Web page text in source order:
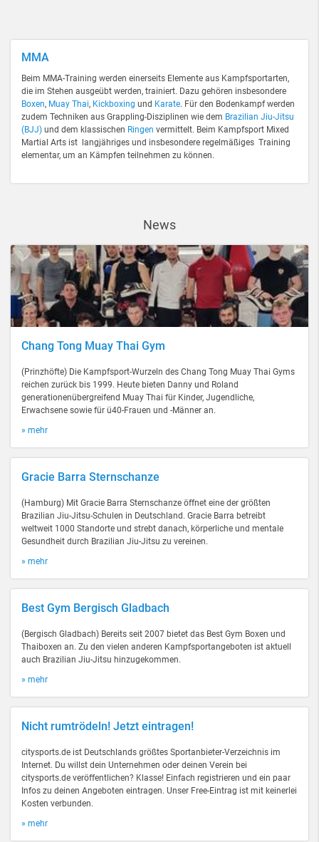
MMA
Beim MMA-Training werden einerseits Elemente aus Kampfsportarten,
die im Stehen ausgeübt werden, trainiert. Dazu gehören insbesondere
Boxen, Muay Thai, Kickboxing und Karate. Für den Bodenkampf werden
zudem Techniken aus Grappling-Disziplinen wie dem Brazilian Jiu-Jitsu
(BJJ) und dem klassischen Ringen vermittelt. Beim Kampfsport Mixed
Martial Arts ist langjähriges und insbesondere regelmäßiges Training
elementar, um an Kämpfen teilnehmen zu können.
News
Chang Tong Muay Thai Gym
(Prinzhöfte) Die Kampfsport-Wurzeln des Chang Tong Muay Thai Gyms
reichen zurück bis 1999. Heute bieten Danny und Roland
generationenübergreifend Muay Thai für Kinder, Jugendliche,
Erwachsene sowie für ü40-Frauen und -Männer an.
» mehr
Gracie Barra Sternschanze
(Hamburg) Mit Gracie Barra Sternschanze öffnet eine der größten
Brazilian Jiu-Jitsu-Schulen in Deutschland. Gracie Barra betreibt
weltweit 1000 Standorte und strebt danach, körperliche und mentale
Gesundheit durch Brazilian Jiu-Jitsu zu vereinen.
» mehr
Best Gym Bergisch Gladbach
(Bergisch Gladbach) Bereits seit 2007 bietet das Best Gym Boxen und
Thaiboxen an. Zu den vielen anderen Kampfsportangeboten ist aktuell
auch Brazilian Jiu-Jitsu hinzugekommen.
» mehr
Nicht rumtrödeln! Jetzt eintragen!
citysports.de ist Deutschlands größtes Sportanbieter-Verzeichnis im
Internet. Du willst dein Unternehmen oder deinen Verein bei
citysports.de veröffentlichen? Klasse! Einfach registrieren und ein paar
Infos zu deinen Angeboten eintragen. Unser Free-Eintrag ist mit keinerlei
Kosten verbunden.
» mehr